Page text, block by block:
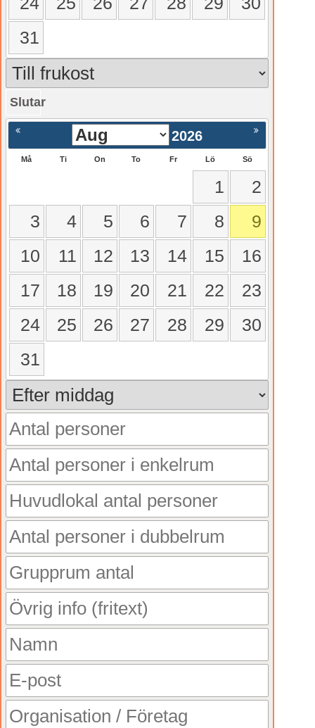
31
Slutar
Nästa >
2026
Må Ti On To Fr Lö Sö
1
2
3
4 5 6 7 8
9
10
11 12 13 14 15
16
17
18 19 20 21 22
23
24
25 26 27 28 29
30
31